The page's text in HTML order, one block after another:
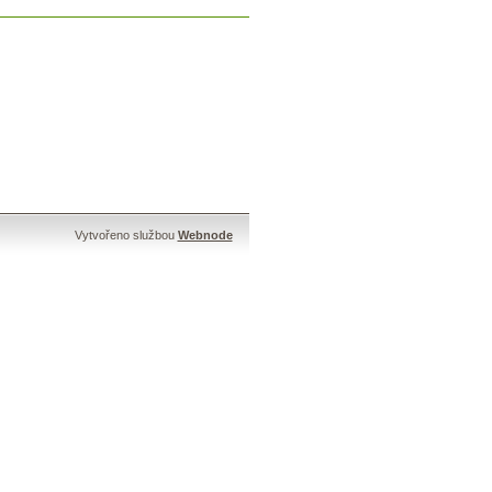
Vytvořeno službou Webnode